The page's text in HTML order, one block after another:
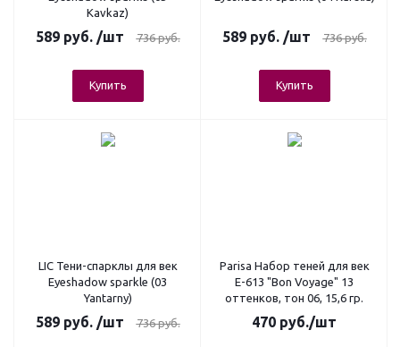
Kavkaz)
589руб. /шт 736руб.
Купить
589руб. /шт 736руб.
Купить
LIC Тени-спарклы для век
Eyeshadow sparkle (03
Yantarny)
589руб. /шт 736руб.
Parisa Набор теней для век
Е-613 "Bon Voyage" 13
оттенков, тон 06, 15,6 гр.
470 руб./шт